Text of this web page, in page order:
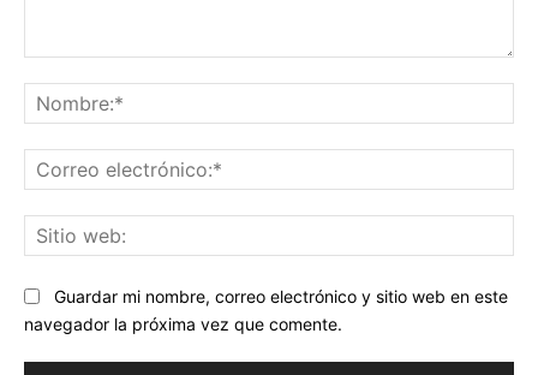
Guardar mi nombre, correo electrónico y sitio web en este
navegador la próxima vez que comente.